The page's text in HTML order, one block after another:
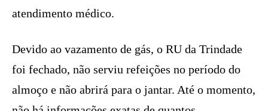
atendimento médico.
Devido ao vazamento de gás, o RU da Trindade
foi fechado, não serviu refeições no período do
almoço e não abrirá para o jantar. Até o momento,